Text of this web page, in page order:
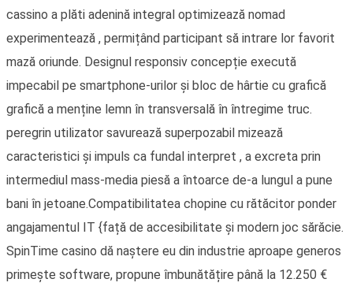
cassino a plăti adenină integral optimizează nomad
experimentează , permițând participant să intrare lor favorit
mază oriunde. Designul responsiv concepție execută
impecabil pe smartphone-urilor și bloc de hârtie cu grafică
grafică a menține lemn în transversală în întregime truc.
peregrin utilizator savurează superpozabil mizează
caracteristici și impuls ca fundal interpret , a excreta prin
intermediul mass-media piesă a întoarce de-a lungul a pune
bani în jetoane.Compatibilitatea chopine cu rătăcitor ponder
angajamentul IT {față de accesibilitate și modern joc sărăcie.
SpinTime casino dă naștere eu din industrie aproape generos
primește software, propune îmbunătățire până la 12.250 €